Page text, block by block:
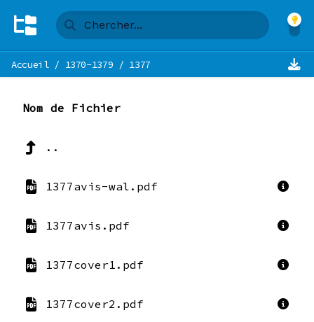
Accueil/ 1370-1379 / 1377
Nom de Fichier
..
1377avis-wal.pdf
1377avis.pdf
1377cover1.pdf
1377cover2.pdf